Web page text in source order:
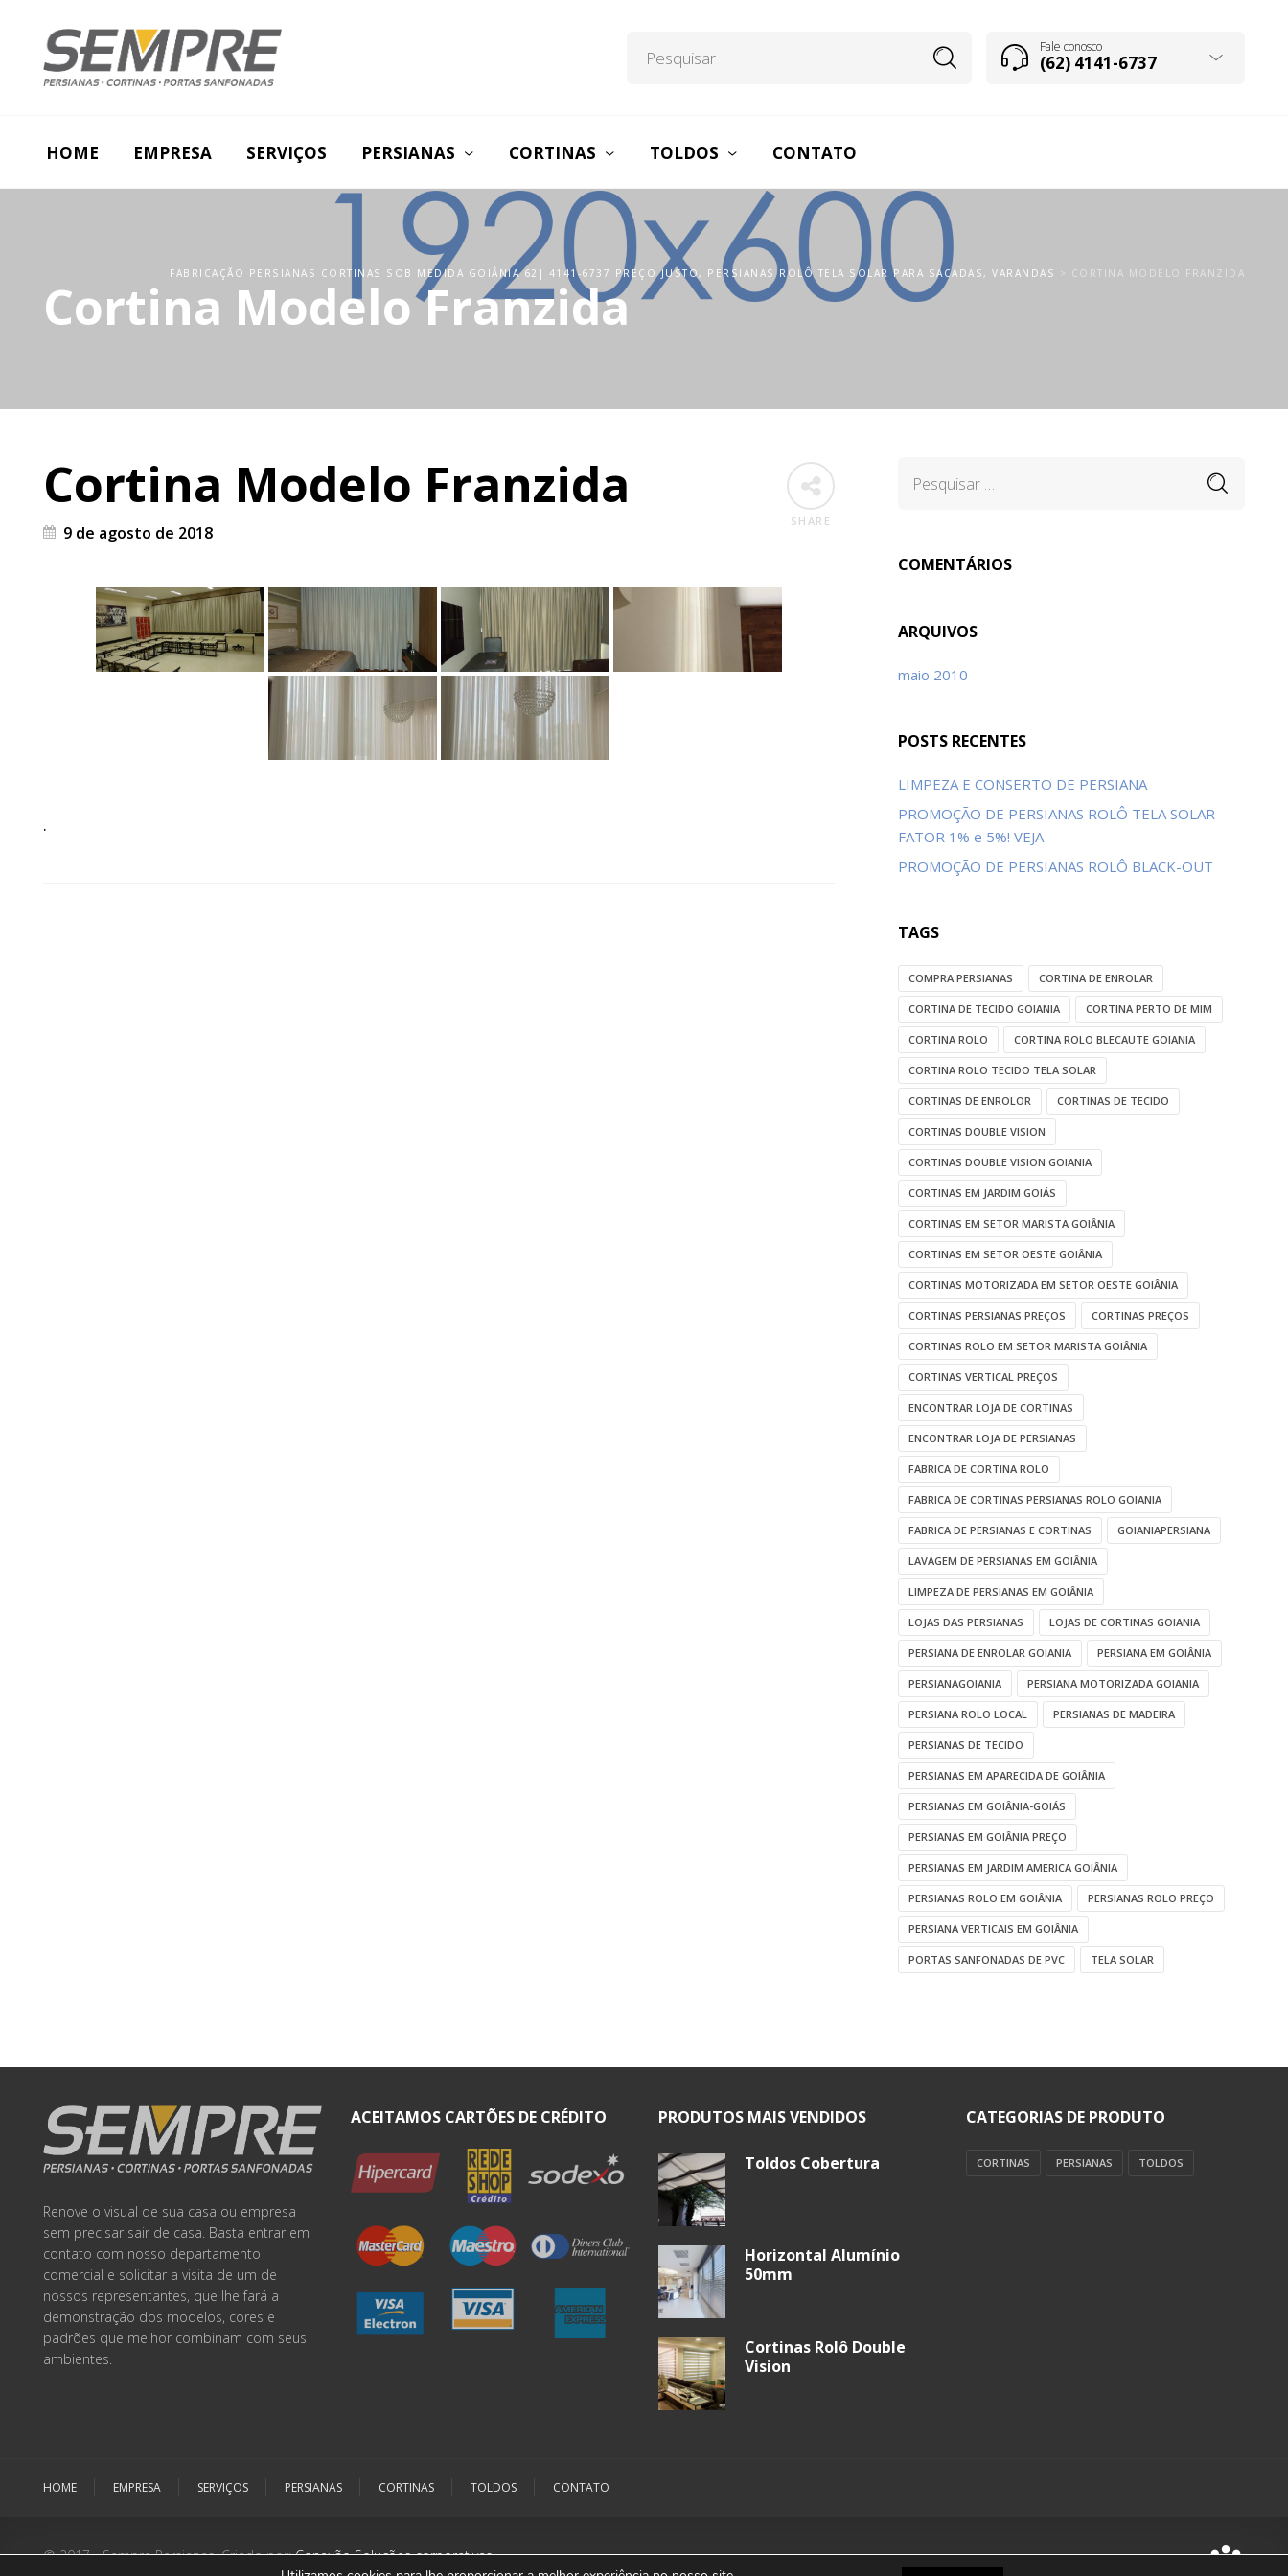
Fale conosco
(62) 4141-6737
HOME EMPRESA SERVIÇOS PERSIANAS CORTINAS TOLDOS CONTATO
FABRICAÇÃO PERSIANAS CORTINAS SOB MEDIDA GOIÂNIA 62| 4141-6737 PREÇO JUSTO, PERSIANAS ROLÔ TELA SOLAR PARA SACADAS, VARANDAS > CORTINA MODELO FRANZIDA
Cortina Modelo Franzida
SHARE
Cortina Modelo Franzida
9 de agosto de 2018
.
COMENTÁRIOS
ARQUIVOS
maio 2010
POSTS RECENTES
LIMPEZA E CONSERTO DE PERSIANA
PROMOÇÃO DE PERSIANAS ROLÔ TELA SOLAR
FATOR 1% e 5%! VEJA
PROMOÇÃO DE PERSIANAS ROLÔ BLACK-OUT
TAGS
COMPRA PERSIANAS CORTINA DE ENROLAR
CORTINA DE TECIDO GOIANIA CORTINA PERTO DE MIM
CORTINA ROLO CORTINA ROLO BLECAUTE GOIANIA
CORTINA ROLO TECIDO TELA SOLAR
CORTINAS DE ENROLOR CORTINAS DE TECIDO
CORTINAS DOUBLE VISION
CORTINAS DOUBLE VISION GOIANIA
CORTINAS EM JARDIM GOIÁS
CORTINAS EM SETOR MARISTA GOIÂNIA
CORTINAS EM SETOR OESTE GOIÂNIA
CORTINAS MOTORIZADA EM SETOR OESTE GOIÂNIA
CORTINAS PERSIANAS PREÇOS CORTINAS PREÇOS
CORTINAS ROLO EM SETOR MARISTA GOIÂNIA
CORTINAS VERTICAL PREÇOS
ENCONTRAR LOJA DE CORTINAS
ENCONTRAR LOJA DE PERSIANAS
FABRICA DE CORTINA ROLO
FABRICA DE CORTINAS PERSIANAS ROLO GOIANIA
FABRICA DE PERSIANAS E CORTINAS GOIANIAPERSIANA
LAVAGEM DE PERSIANAS EM GOIÂNIA
LIMPEZA DE PERSIANAS EM GOIÂNIA
LOJAS DAS PERSIANAS LOJAS DE CORTINAS GOIANIA
PERSIANA DE ENROLAR GOIANIA PERSIANA EM GOIÂNIA
PERSIANAGOIANIA PERSIANA MOTORIZADA GOIANIA
PERSIANA ROLO LOCAL PERSIANAS DE MADEIRA
PERSIANAS DE TECIDO
PERSIANAS EM APARECIDA DE GOIÂNIA
PERSIANAS EM GOIÂNIA-GOIÁS
PERSIANAS EM GOIÂNIA PREÇO
PERSIANAS EM JARDIM AMERICA GOIÂNIA
PERSIANAS ROLO EM GOIÂNIA PERSIANAS ROLO PREÇO
PERSIANA VERTICAIS EM GOIÂNIA
PORTAS SANFONADAS DE PVC TELA SOLAR
Renove o visual de sua casa ou empresa
sem precisar sair de casa. Basta entrar em
contato com nosso departamento
comercial e solicitar a visita de um de
nossos representantes, que lhe fará a
demonstração dos modelos, cores e
padrões que melhor combinam com seus
ambientes.
ACEITAMOS CARTÕES DE CRÉDITO PRODUTOS MAIS VENDIDOS
Toldos Cobertura
Horizontal Alumínio
50mm
Cortinas Rolô Double
Vision
CATEGORIAS DE PRODUTO
CORTINAS PERSIANAS TOLDOS
HOME EMPRESA SERVIÇOS PERSIANAS CORTINAS TOLDOS CONTATO
© 2017 - Sempre Persianas. Criado por:Conexão Soluções corporativas